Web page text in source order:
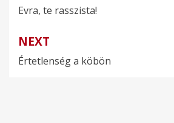
navigáció
Evra, te rasszista!
NEXT
Értetlenség a köbön